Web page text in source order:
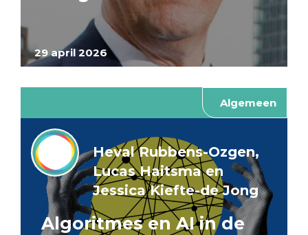
29 april 2026
Algemeen
Heval Rubbens-Ozgen,
Lucas Haitsma en
Jessica Kiefte-de Jong
Algoritmes en AI in de